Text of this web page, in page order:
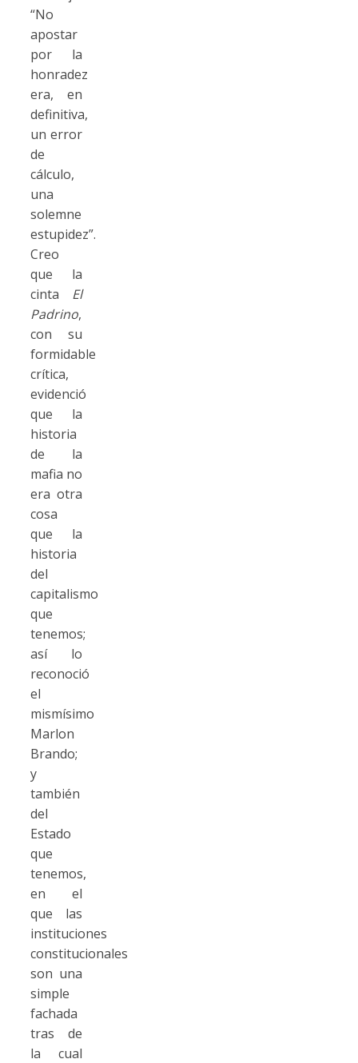
“No
apostar
por la
honradez
era, en
definitiva,
un error
de
cálculo,
una
solemne
estupidez”.
Creo
que la
cinta El
Padrino,
con su
formidable
crítica,
evidenció
que la
historia
de la
mafia no
era otra
cosa
que la
historia
del
capitalismo
que
tenemos;
así lo
reconoció
el
mismísimo
Marlon
Brando;
y
también
del
Estado
que
tenemos,
en el
que las
instituciones
constitucionales
son una
simple
fachada
tras de
la cual